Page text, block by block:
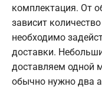
комплектация. От
зависит
необходимо
доставки.
доставляем одной
обычно нужно два